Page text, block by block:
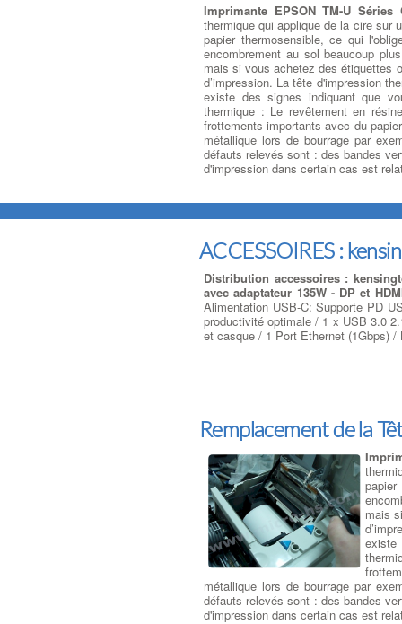
Imprimante EPSON TM-U
thermique qui applique de la cire sur
papier thermosensible, ce qui
encombrement au sol beaucoup
mais si vous achetez des étiquettes
d’impression. La tête d'impression
existe des signes indiquant que
thermique : Le revêtement en
frottements importants avec du
métallique lors de bourrage par
défauts relevés sont : des bandes
d'impression dans certain cas est
ACCESSOIRES :
Distribution accessoires :
avec adaptateur 135W - DP et
Alimentation USB-C: Supporte PD
productivité optimale / 1 x USB 3.0
et casque / 1 Port Ethernet (1Gbps)
Remplacement de la
mais
existe
métallique lors de bourrage par
défauts relevés sont : des bandes
d'impression dans certain cas est